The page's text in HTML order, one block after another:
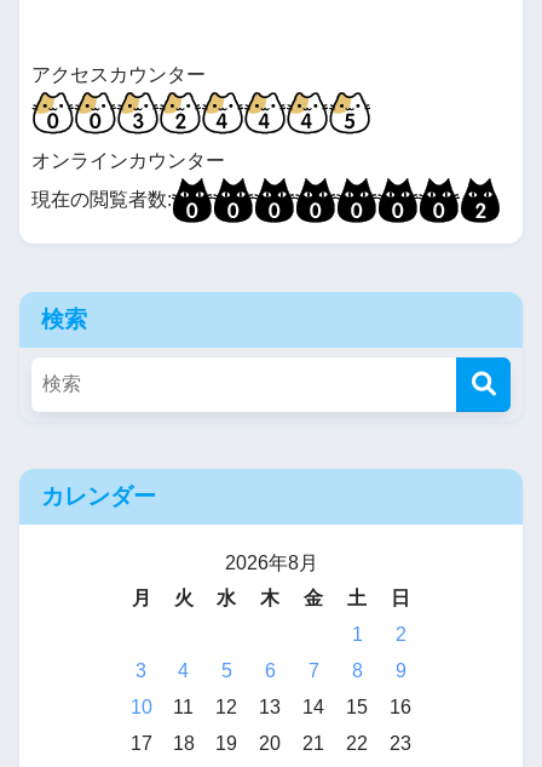
アクセスカウンター
オンラインカウンター
現在の閲覧者数:
検索
カレンダー
2026年8月
月
火 水 木 金 土
日
1
2
3
4 5 6 7 8
9
10
11 12 13 14 15
16
17
18 19 20 21 22
23